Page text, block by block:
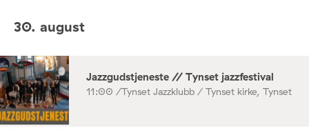
30. august
Jazzgudstjeneste // Tynset jazzfestival
11:00 /Tynset Jazzklubb / Tynset kirke, Tynset